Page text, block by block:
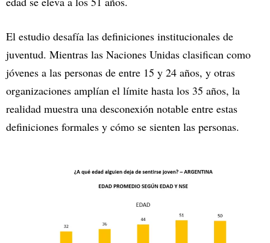
El estudio desafía las definiciones institucionales de
juventud. Mientras las Naciones Unidas clasifican como
jóvenes a las personas de entre 15 y 24 años, y otras
organizaciones amplían el límite hasta los 35 años, la
realidad muestra una desconexión notable entre estas
definiciones formales y cómo se sienten las personas.